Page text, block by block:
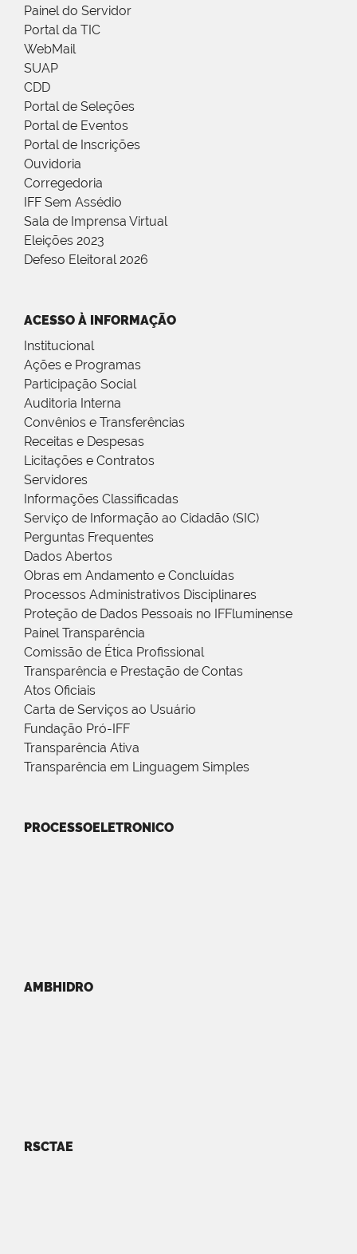
Painel do Servidor
Portal da TIC
WebMail
SUAP
CDD
Portal de Seleções
Portal de Eventos
Portal de Inscrições
Ouvidoria
Corregedoria
IFF Sem Assédio
Sala de Imprensa Virtual
Eleições 2023
Defeso Eleitoral 2026
ACESSO À INFORMAÇÃO
Institucional
Ações e Programas
Participação Social
Auditoria Interna
Convênios e Transferências
Receitas e Despesas
Licitações e Contratos
Servidores
Informações Classificadas
Serviço de Informação ao Cidadão (SIC)
Perguntas Frequentes
Dados Abertos
Obras em Andamento e Concluídas
Processos Administrativos Disciplinares
Proteção de Dados Pessoais no IFFluminense
Painel Transparência
Comissão de Ética Profissional
Transparência e Prestação de Contas
Atos Oficiais
Carta de Serviços ao Usuário
Fundação Pró-IFF
Transparência Ativa
Transparência em Linguagem Simples
PROCESSOELETRONICO
AMBHIDRO
RSCTAE